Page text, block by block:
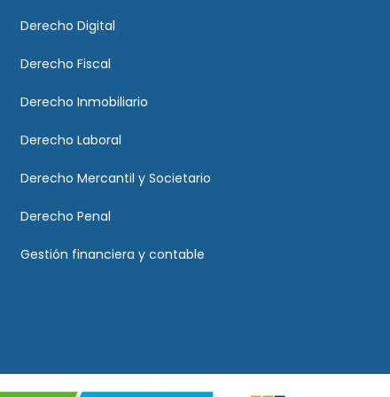
Derecho Digital
Derecho Fiscal
Derecho Inmobiliario
Derecho Laboral
Derecho Mercantil y Societario
Derecho Penal
Gestión financiera y contable